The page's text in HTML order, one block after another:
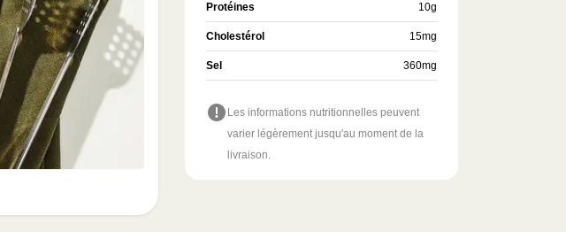
Protéines 10g
Cholestérol 15mg
Sel 360mg
Les informations nutritionnelles peuvent
varier légèrement jusqu'au moment de la
livraison.